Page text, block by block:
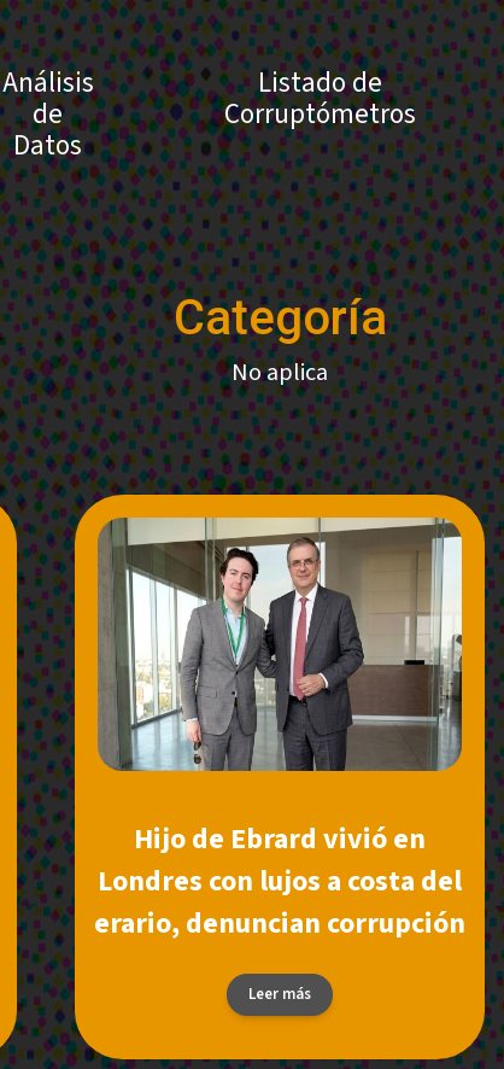
Análisis
de
Datos
Listado de
Corruptómetros
Categoría
No aplica
Hijo de Ebrard vivió en
Londres con lujos a costa del
erario, denuncian corrupción
Leer más